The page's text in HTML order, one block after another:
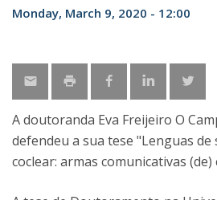
Monday, March 9, 2020 - 12:00
A doutoranda Eva Freijeiro O
defendeu a sua tese "Lenguas
coclear: armas comunicativas